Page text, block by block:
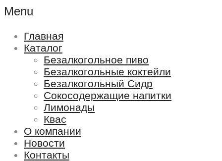
Menu
Главная
Каталог
Безалкогольное пиво
Безалкогольные коктейли
Безалкогольный Сидр
Сокосодержащие напитки
Лимонады
Квас
О компании
Новости
Контакты